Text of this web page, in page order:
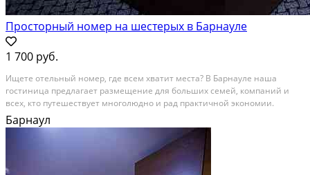
Просторный номер на шестерых в Барнауле
1 700 руб.
Ищете отельный номер, где всем хватит места? В Барнауле наша
гостиница предлагает размещение для больших семей, компаний и
всех, кто путешествует многолюдно и рад практичной экономии.
Базовая вместимость — 4 человека, но за небольшую доплату (20 % к
общему ценнику) количество отдыхающих легко...
В аренду; Площадь: 55 м²; Сдает: Собственник; Залог: Без залога
Барнаул